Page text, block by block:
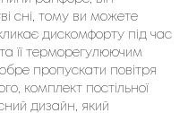
сні, тому ви можете
дискомфорту під час
її терморегулюючим
пропускати повітря
комплект постільної
дизайн, який